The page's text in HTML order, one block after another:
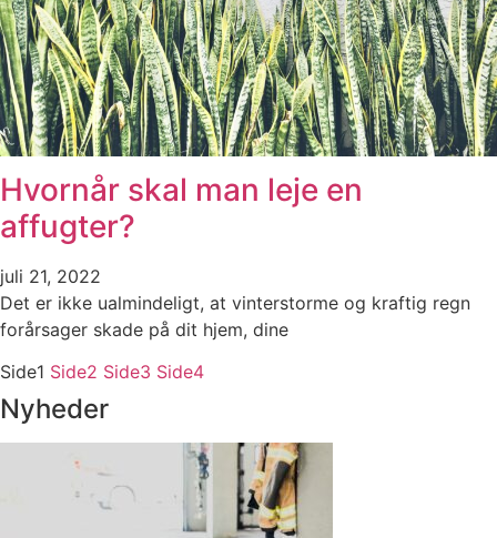
Hvornår skal man leje en
affugter?
juli 21, 2022
Det er ikke ualmindeligt, at vinterstorme og kraftig regn
forårsager skade på dit hjem, dine
Side1 Side2 Side3 Side4
Nyheder